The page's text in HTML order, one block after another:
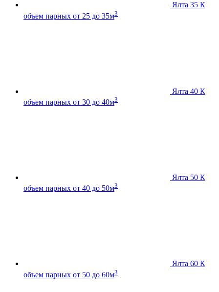
Ялта 35 К
объем парных от 25 до 35м3
Ялта 40 К
объем парных от 30 до 40м3
Ялта 50 К
объем парных от 40 до 50м3
Ялта 60 К
объем парных от 50 до 60м3